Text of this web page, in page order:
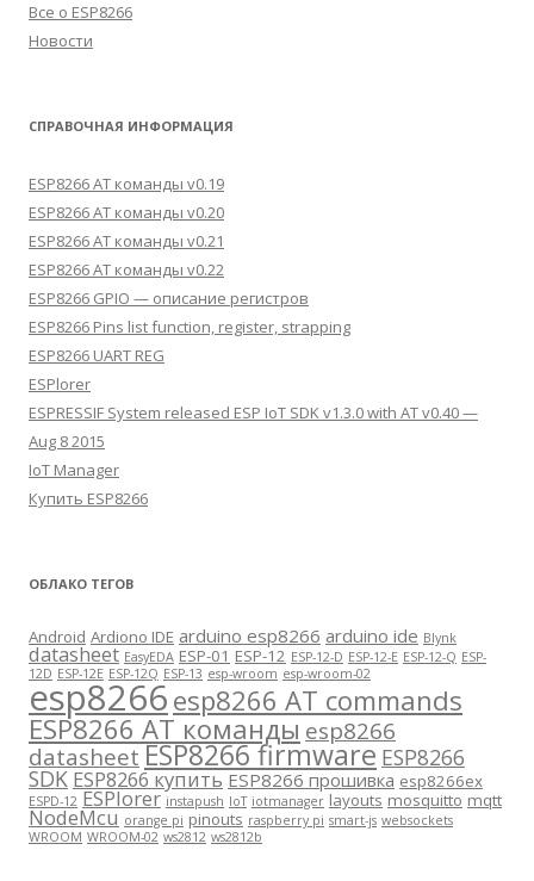
Все о ESP8266
Новости
СПРАВОЧНАЯ ИНФОРМАЦИЯ
ESP8266 AT команды v0.19
ESP8266 AT команды v0.20
ESP8266 AT команды v0.21
ESP8266 AT команды v0.22
ESP8266 GPIO — описание регистров
ESP8266 Pins list function, register, strapping
ESP8266 UART REG
ESPlorer
ESPRESSIF System released ESP IoT SDK v1.3.0 with AT v0.40 —
Aug 8 2015
IoT Manager
Купить ESP8266
ОБЛАКО ТЕГОВ
Android Ardiono IDE arduino esp8266 arduino ide Blynk
datasheet EasyEDA ESP-01 ESP-12 ESP-12-D ESP-12-E ESP-12-Q ESP-
12D ESP-12E ESP-12Q ESP-13 esp-wroom esp-wroom-02
esp8266 esp8266 AT commands
ESP8266 AT команды esp8266
datasheet ESP8266 firmware ESP8266
SDK ESP8266 купить ESP8266 прошивка esp8266ex
ESPD-12 ESPlorer instapush IoT iotmanager layouts mosquitto mqtt
NodeMcu orange pi pinouts raspberry pi smart-js websockets
WROOM WROOM-02 ws2812 ws2812b